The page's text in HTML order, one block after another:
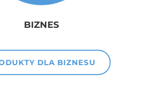
BIZNES
DLA BIZNESU